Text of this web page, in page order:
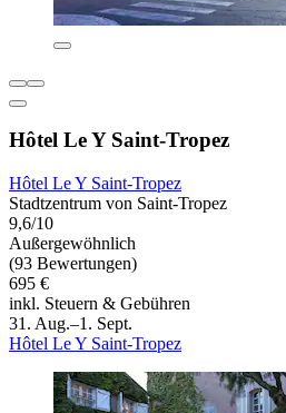
Hôtel Le Y Saint-Tropez
Hôtel Le Y Saint-Tropez
Stadtzentrum von Saint-Tropez
9,6/10
Außergewöhnlich
(93 Bewertungen)
695 €
inkl. Steuern & Gebühren
31. Aug.–1. Sept.
Hôtel Le Y Saint-Tropez